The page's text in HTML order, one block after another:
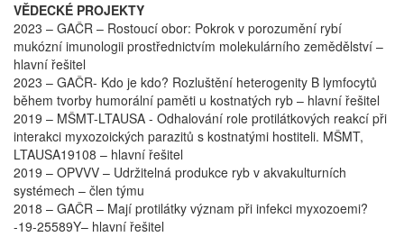
VĚDECKÉ PROJEKTY
2023 – GAČR – Rostoucí obor: Pokrok v porozumění rybí
mukózní imunologii prostřednictvím molekulárního zemědělství –
hlavní řešitel
2023 – GAČR- Kdo je kdo? Rozluštění heterogenity B lymfocytů
během tvorby humorální paměti u kostnatých ryb – hlavní řešitel
2019 – MŠMT-LTAUSA - Odhalování role protilátkových reakcí při
interakci myxozoických parazitů s kostnatými hostiteli. MŠMT,
LTAUSA19108 – hlavní řešitel
2019 – OPVVV – Udržitelná produkce ryb v akvakulturních
systémech – člen týmu
2018 – GAČR – Mají protilátky význam při infekci myxozoemi?
-19-25589Y– hlavní řešitel